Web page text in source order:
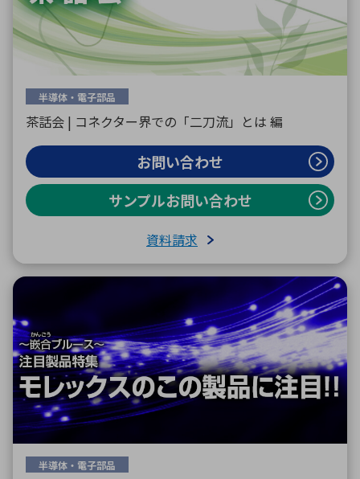
半導体・電子部品
茶話会 | コネクター界での「二刀流」とは 編
お問い合わせ
サンプルお問い合わせ
資料請求
半導体・電子部品